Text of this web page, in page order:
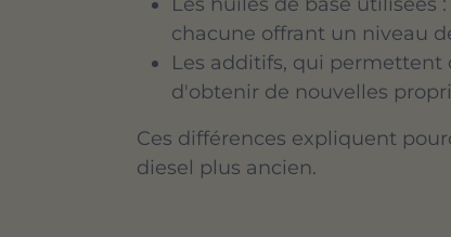
chacune offrant un niveau
Les additifs, qui
d'obtenir de nouvelles
Ces différences expliquent
diesel plus ancien.